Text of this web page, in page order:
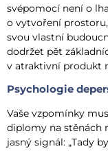
svépomocí není o
o vytvoření
svou vlastní
dodržet pět
v atraktivní produkt
Psychologie
Vaše vzpomínky
diplomy na stěnách
jasný signál: „Tady